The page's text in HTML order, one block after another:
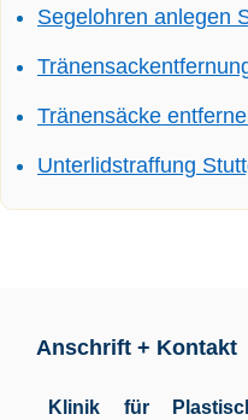
Segelohren anlegen
Tränensäcke
Unterlidstraffung
Anschrift + Kontakt
Klinik für